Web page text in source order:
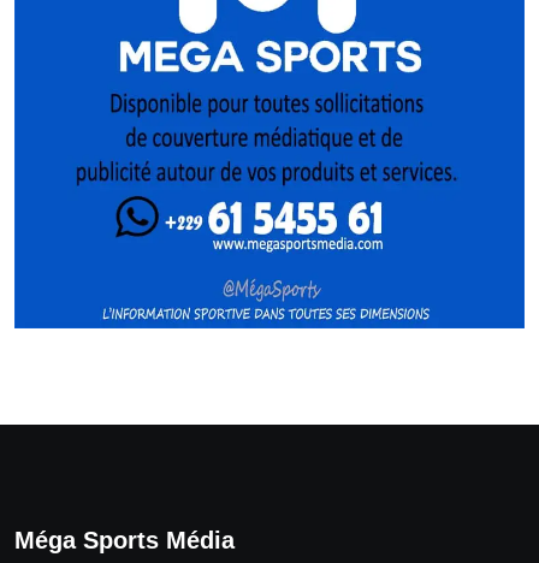
Méga Sports Média